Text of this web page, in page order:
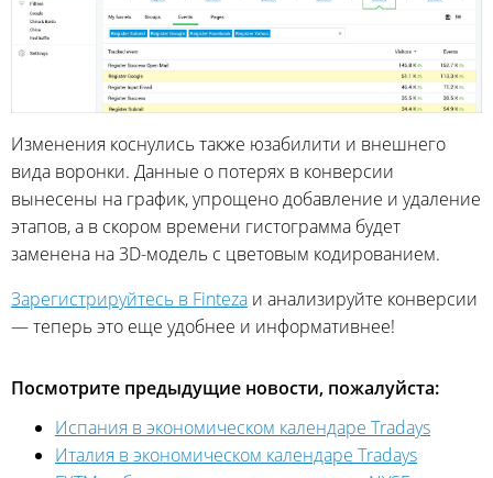
Изменения коснулись также юзабилити и внешнего
вида воронки. Данные о потерях в конверсии
вынесены на график, упрощено добавление и удаление
этапов, а в скором времени гистограмма будет
заменена на 3D-модель с цветовым кодированием.
Зарегистрируйтесь в Finteza и анализируйте конверсии
— теперь это еще удобнее и информативнее!
Посмотрите предыдущие новости, пожалуйста:
Испания в экономическом календаре Tradays
Италия в экономическом календаре Tradays